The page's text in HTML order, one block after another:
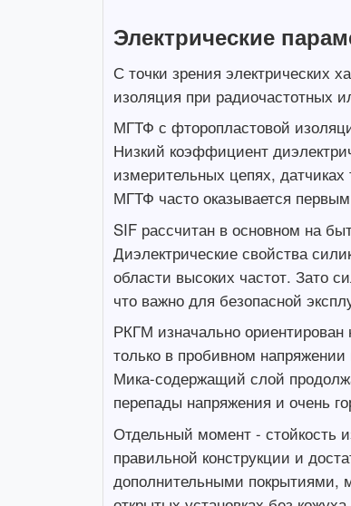
Электрические
С точки зрения электрических
изоляция при радиочастотных
МГТФ с фторопластовой
Низкий коэффициент
измерительных цепях,
МГТФ часто оказывается
SIF рассчитан в основном на
Диэлектрические свойства
области высоких частот. Зато
что важно для безопасной
РКГМ изначально
только в пробивном
Мика-содержащий слой
перепады напряжения и очень
Отдельный момент - стойкость
правильной конструкции и
дополнительными покрытиями,